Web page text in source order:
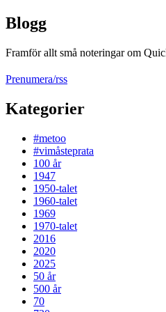
Blogg
Framför allt små noteringar om
Prenumera/rss
Kategorier
#metoo
#vimåsteprata
100 år
1947
1950-talet
1960-talet
1969
1970-talet
2016
2020
2025
50 år
500 år
70